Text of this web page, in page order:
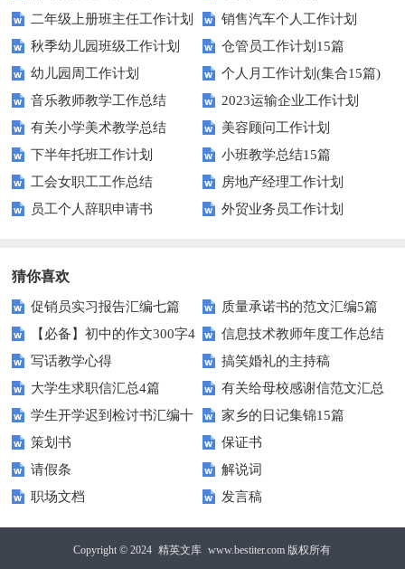
二年级上册班主任工作计划
销售汽车个人工作计划
秋季幼儿园班级工作计划
仓管员工作计划15篇
幼儿园周工作计划
个人月工作计划(集合15篇)
音乐教师教学工作总结
2023运输企业工作计划
有关小学美术教学总结
美容顾问工作计划
下半年托班工作计划
小班教学总结15篇
工会女职工工作总结
房地产经理工作计划
员工个人辞职申请书
外贸业务员工作计划
猜你喜欢
促销员实习报告汇编七篇
质量承诺书的范文汇编5篇
【必备】初中的作文300字4
篇
信息技术教师年度工作总结
写话教学心得
搞笑婚礼的主持稿
大学生求职信汇总4篇
有关给母校感谢信范文汇总
九篇
学生开学迟到检讨书汇编十
篇
家乡的日记集锦15篇
策划书
保证书
请假条
解说词
职场文档
发言稿
Copyright © 2024 精英文库 www.bestiter.com 版权所有